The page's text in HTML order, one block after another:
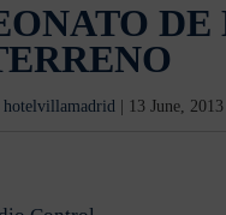
DE
hotelvillamadrid 13 June, 2013